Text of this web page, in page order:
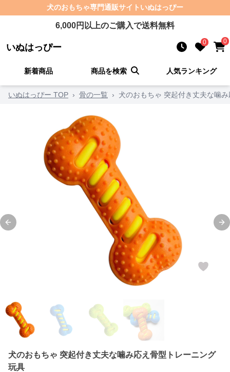
犬のおもちゃ専門通販サイト いぬはっぴー
6,000円以上のご購入で送料無料
いぬはっぴー 0 0
新着商品 商品を検索 人気ランキング
いぬはっぴー TOP › 骨の一覧 › 犬のおもちゃ 突起付き丈夫な噛
Previous slide
犬のおもちゃ 突起付き丈夫な噛み応え骨型トレーニング
玩具